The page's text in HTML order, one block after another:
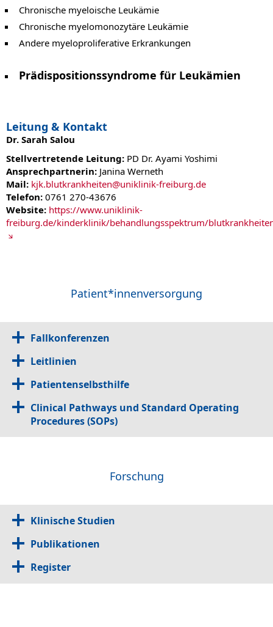
Chronische myeloische Leukämie
Chronische myelomonozytäre Leukämie
Andere myeloproliferative Erkrankungen
Prädispositionssyndrome für Leukämien
Leitung & Kontakt
Dr. Sarah Salou
Stellvertretende Leitung: PD Dr. Ayami Yoshimi
Ansprechpartnerin: Janina Werneth
Mail: kjk.blutkrankheiten@uniklinik-freiburg.de
Telefon: 0761 270-43676
Website: https://www.uniklinik-
freiburg.de/kinderklinik/behandlungsspektrum/
Patient*innenversorgung
Fallkonferenzen
Leitlinien
Patientenselbsthilfe
Clinical Pathways und Standard Operating
Procedures (SOPs)
Forschung
Klinische Studien
Publikationen
Register